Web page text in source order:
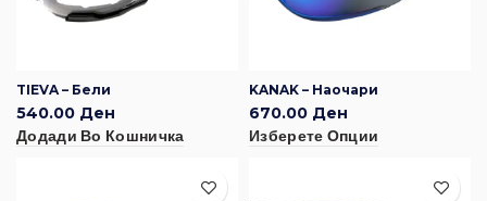
TIEVA – Бели
540.00 Ден
Додади Во Кошничка
KANAK – Наочари
670.00 Ден
Изберете Опции